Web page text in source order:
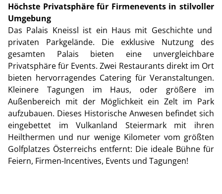
Höchste Privatsphäre für Firmenevents in stilvoller
Umgebung
Das Palais Kneissl ist ein Haus mit Geschichte und
privaten Parkgelände. Die exklusive Nutzung des
gesamten Palais bieten eine unvergleichbare
Privatsphäre für Events. Zwei Restaurants direkt im Ort
bieten hervorragendes Catering für Veranstaltungen.
Kleinere Tagungen im Haus, oder größere im
Außenbereich mit der Möglichkeit ein Zelt im Park
aufzubauen. Dieses Historische Anwesen befindet sich
eingebettet im Vulkanland Steiermark mit ihren
Heilthermen und nur wenige Kilometer vom größten
Golfplatzes Österreichs entfernt: Die ideale Bühne für
Feiern, Firmen-Incentives, Events und Tagungen!